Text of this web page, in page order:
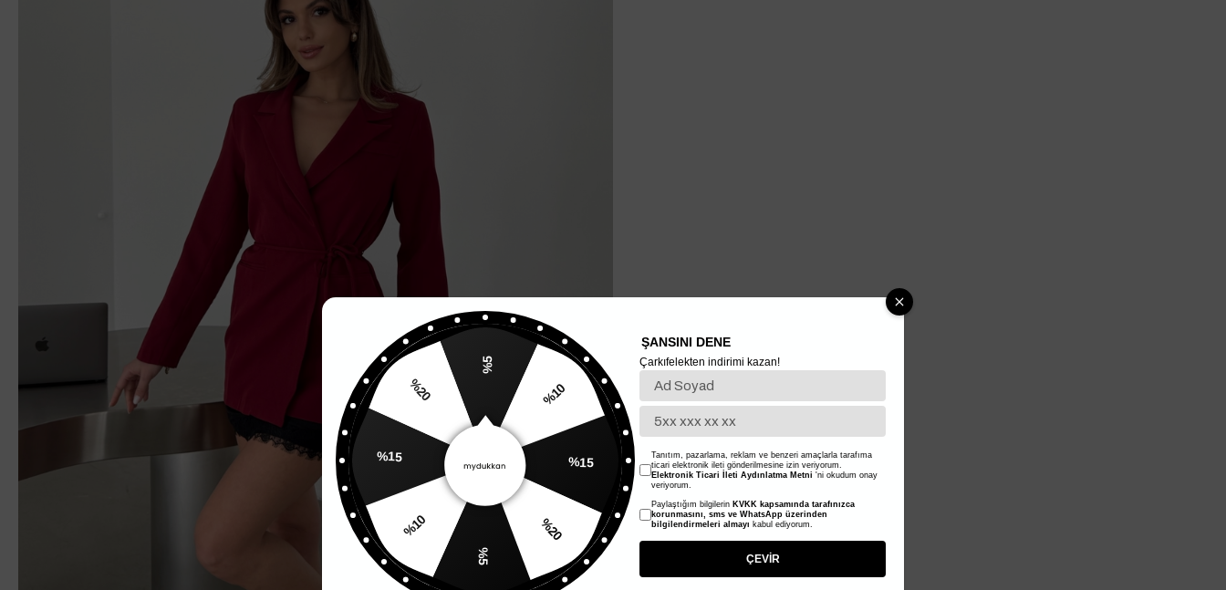
%10
%20
ŞANSINI DENE
Çarkıfelekten indirimi kazan!
Tanıtım, pazarlama, reklam ve benzeri amaçlarla tarafıma
ticari elektronik ileti gönderilmesine izin veriyorum.
Elektronik Ticari İleti Aydınlatma Metni 'ni okudum onay
veriyorum.
Paylaştığım bilgilerin KVKK kapsamında tarafınızca
korunmasını, sms ve WhatsApp üzerinden
bilgilendirmeleri almayı kabul ediyorum.
ÇEVİR